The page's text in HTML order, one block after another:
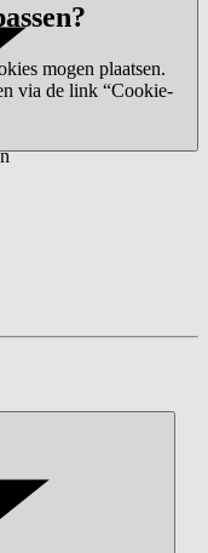
mogen plaatsen.
via de link “Cookie-